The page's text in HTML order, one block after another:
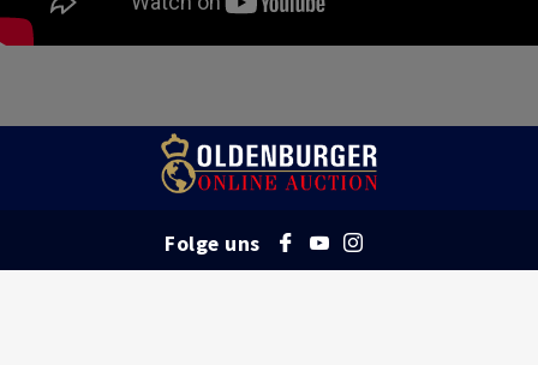
Letzten Gebote Höchstgebote
Folge uns